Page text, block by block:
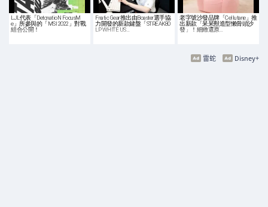
LJL代表「DetonatioN FocusM
e」所參與的「MSI 2022」對戰
組合公開！
Fnatic Gear推出由Boaster選手協
力開發的新款鍵盤「STREAK80
LP WHITE US…
老字號沙發品牌「Cellutane」推
出新款「呆呆獸造型懶骨頭沙
發」！細緻還原…
Disney+
雷蛇